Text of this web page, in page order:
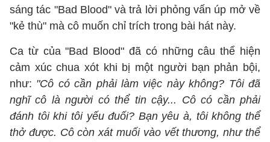
sáng tác "Bad Blood" và trả lời phỏng vấn úp mở về
"kẻ thù" mà cô muốn chỉ trích trong bài hát này.
Ca từ của "Bad Blood" đã có những câu thể hiện
cảm xúc chua xót khi bị một người bạn phản bội,
như: "Cô có cần phải làm việc này không? Tôi đã
nghĩ cô là người có thể tin cậy... Cô có cần phải
đánh tôi khi tôi yếu đuối? Bạn yêu à, tôi không thể
thở được. Cô còn xát muối vào vết thương, như thể